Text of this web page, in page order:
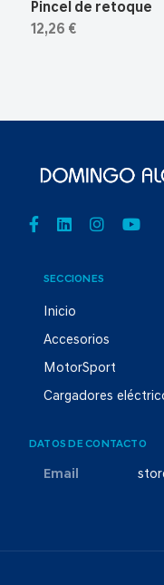
Pincel de retoque
12,26 €
SECCIONES
Inicio
Accesorios
MotorSport
Cargadores
DATOS DE CONTACTO
Email